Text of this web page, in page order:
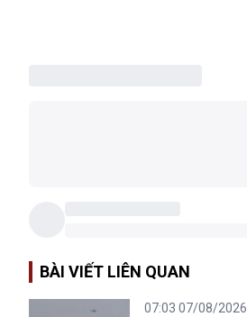
BÀI VIẾT LIÊN QUAN
07:03 07/08/2026